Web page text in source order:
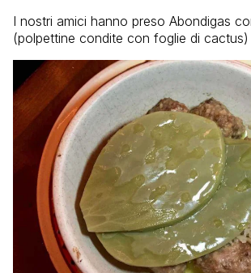
I nostri amici hanno preso Abondigas
(polpettine condite con foglie di cactus)